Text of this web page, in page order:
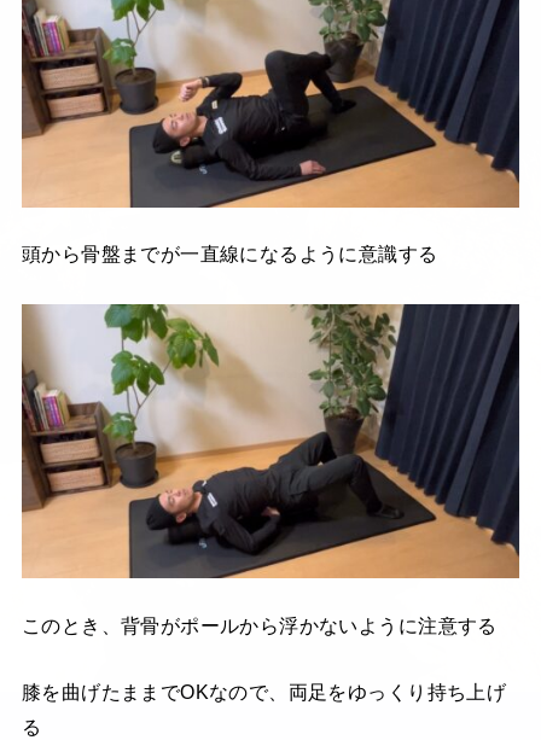
頭から骨盤までが一直線になるように意識する
このとき、背骨がポールから浮かないように注意する
膝を曲げたままでOKなので、両足をゆっくり持ち上げ
る